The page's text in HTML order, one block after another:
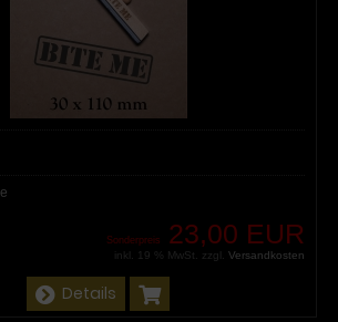
Sonderpreis 23,00 EUR
inkl. 19 % MwSt. zzgl. Versandkosten
Details